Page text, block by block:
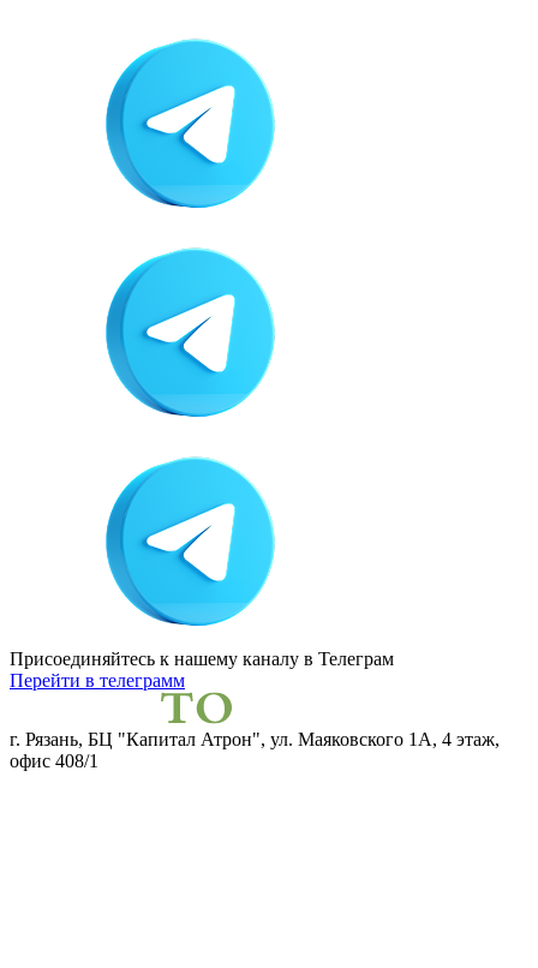
Присоединяйтесь к нашему каналу в Телеграм
Перейти в телеграмм
г. Рязань, БЦ "Капитал Атрон", ул. Маяковского 1А, 4 этаж,
офис 408/1